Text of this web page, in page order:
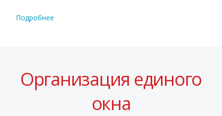
Подробнее
Организация единого
окна